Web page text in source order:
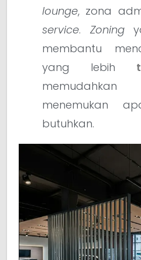
lounge, zona
service. Zoning
membantu
yang lebih
menemukan
butuhkan.